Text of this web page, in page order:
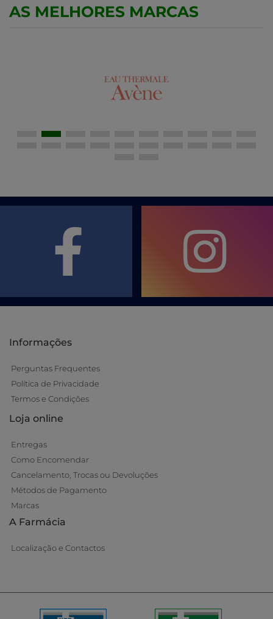
AS MELHORES MARCAS
Informações
Perguntas Frequentes
Política de Privacidade
Termos e Condições
Loja online
Entregas
Como Encomendar
Cancelamento, Trocas ou Devoluções
Métodos de Pagamento
Marcas
A Farmácia
Localização e Contactos